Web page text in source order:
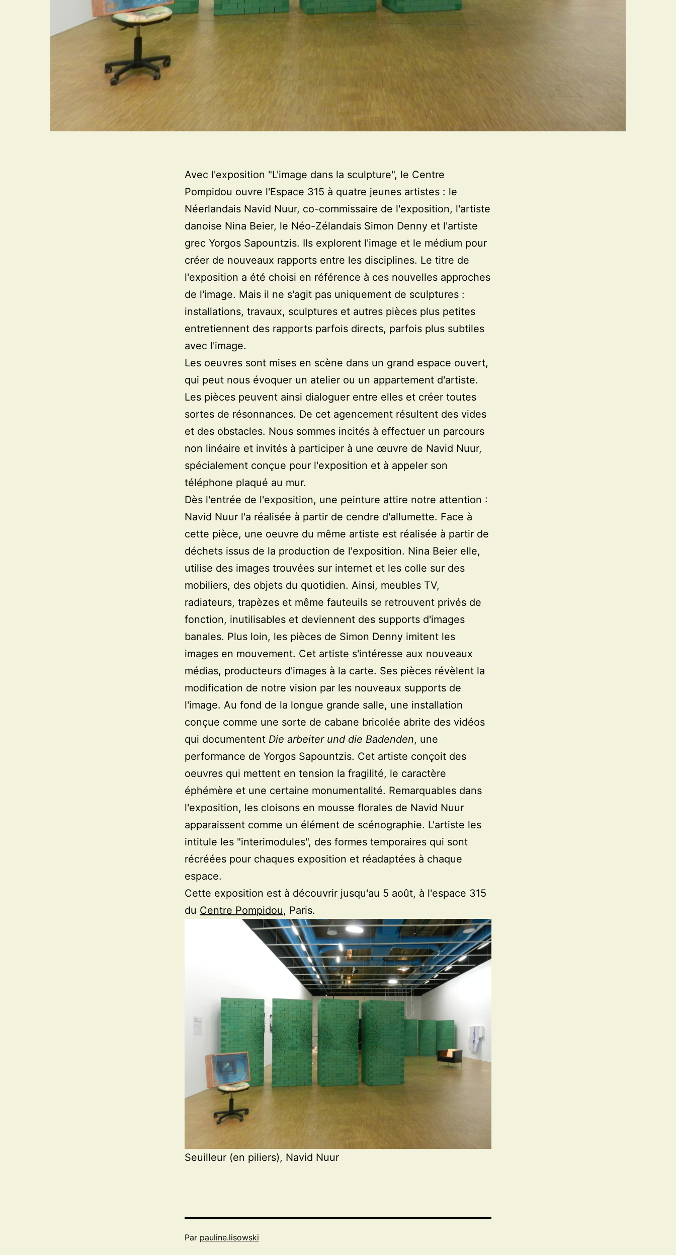
Avec l'exposition "L'image dans la sculpture", le Centre
Pompidou ouvre l'Espace 315 à quatre jeunes artistes : le
Néerlandais Navid Nuur, co-commissaire de l'exposition, l'artiste
danoise Nina Beier, le Néo-Zélandais Simon Denny et l'artiste
grec Yorgos Sapountzis. Ils explorent l'image et le médium pour
créer de nouveaux rapports entre les disciplines. Le titre de
l'exposition a été choisi en référence à ces nouvelles approches
de l'image. Mais il ne s'agit pas uniquement de sculptures :
installations, travaux, sculptures et autres pièces plus petites
entretiennent des rapports parfois directs, parfois plus subtiles
avec l'image.
Les oeuvres sont mises en scène dans un grand espace ouvert,
qui peut nous évoquer un atelier ou un appartement d'artiste.
Les pièces peuvent ainsi dialoguer entre elles et créer toutes
sortes de résonnances. De cet agencement résultent des vides
et des obstacles. Nous sommes incités à effectuer un parcours
non linéaire et invités à participer à une œuvre de Navid Nuur,
spécialement conçue pour l'exposition et à appeler son
téléphone plaqué au mur.
Dès l'entrée de l'exposition, une peinture attire notre attention :
Navid Nuur l'a réalisée à partir de cendre d'allumette. Face à
cette pièce, une oeuvre du même artiste est réalisée à partir de
déchets issus de la production de l'exposition. Nina Beier elle,
utilise des images trouvées sur internet et les colle sur des
mobiliers, des objets du quotidien. Ainsi, meubles TV,
radiateurs, trapèzes et même fauteuils se retrouvent privés de
fonction, inutilisables et deviennent des supports d'images
banales. Plus loin, les pièces de Simon Denny imitent les
images en mouvement. Cet artiste s'intéresse aux nouveaux
médias, producteurs d'images à la carte. Ses pièces révèlent la
modification de notre vision par les nouveaux supports de
l'image. Au fond de la longue grande salle, une installation
conçue comme une sorte de cabane bricolée abrite des vidéos
qui documentent Die arbeiter und die Badenden, une
performance de Yorgos Sapountzis. Cet artiste conçoit des
oeuvres qui mettent en tension la fragilité, le caractère
éphémère et une certaine monumentalité. Remarquables dans
l'exposition, les cloisons en mousse florales de Navid Nuur
apparaissent comme un élément de scénographie. L'artiste les
intitule les "interimodules", des formes temporaires qui sont
récréées pour chaques exposition et réadaptées à chaque
espace.
Cette exposition est à découvrir jusqu'au 5 août, à l'espace 315
du Centre Pompidou, Paris.
Seuilleur (en piliers), Navid Nuur
Par pauline.lisowski